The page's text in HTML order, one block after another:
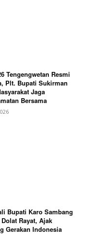
Tengengwetan Resmi
Plt. Bupati Sukirman
Jaga
Bersama
Bupati Karo Sambang
Rayat, Ajak
Gerakan Indonesia